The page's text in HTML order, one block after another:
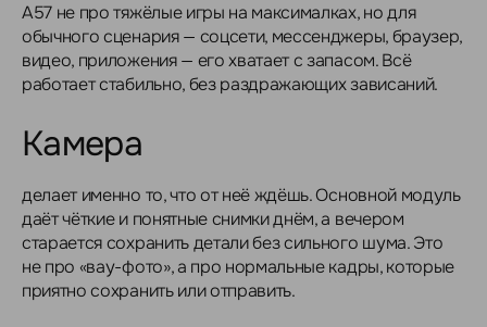
A57 не про тяжёлые игры на максималках, но для
обычного сценария — соцсети, мессенджеры, браузер,
видео, приложения — его хватает с запасом. Всё
работает стабильно, без раздражающих зависаний.
Камера
делает именно то, что от неё ждёшь. Основной модуль
даёт чёткие и понятные снимки днём, а вечером
старается сохранить детали без сильного шума. Это
не про «вау-фото», а про нормальные кадры, которые
приятно сохранить или отправить.